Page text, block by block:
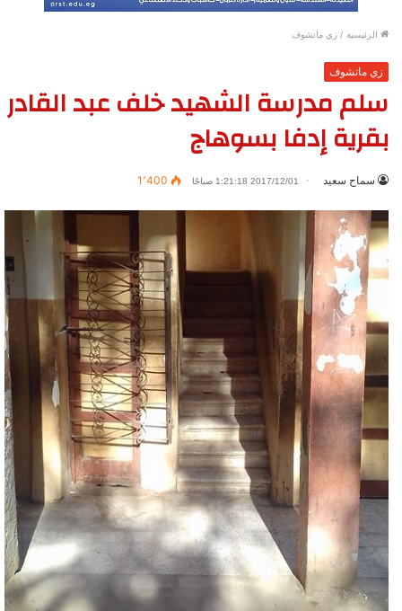
الرئيسية / زي ماتشوف
زي ماتشوف
سلم مدرسة الشهيد خلف عبد القادر
بقرية إدفا بسوهاج
سماح سعيد 2017/12/01 1:21:18 صباحًا 1٬400